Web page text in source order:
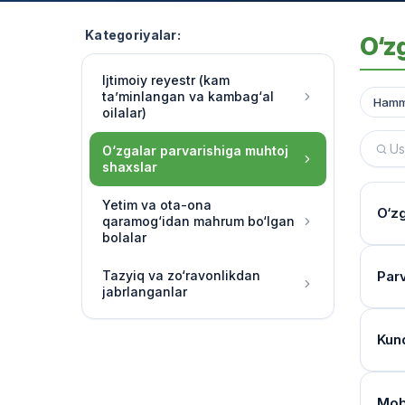
Kategoriyalar:
Ijtimoiy reyestr (kam
ta’minlangan va kambag‘al
oilalar)
O‘zgalar parvarishiga muhtoj
shaxslar
Yetim va ota-ona
qaramog‘idan mahrum bo‘lgan
bolalar
Tazyiq va zo‘ravonlikdan
jabrlanganlar